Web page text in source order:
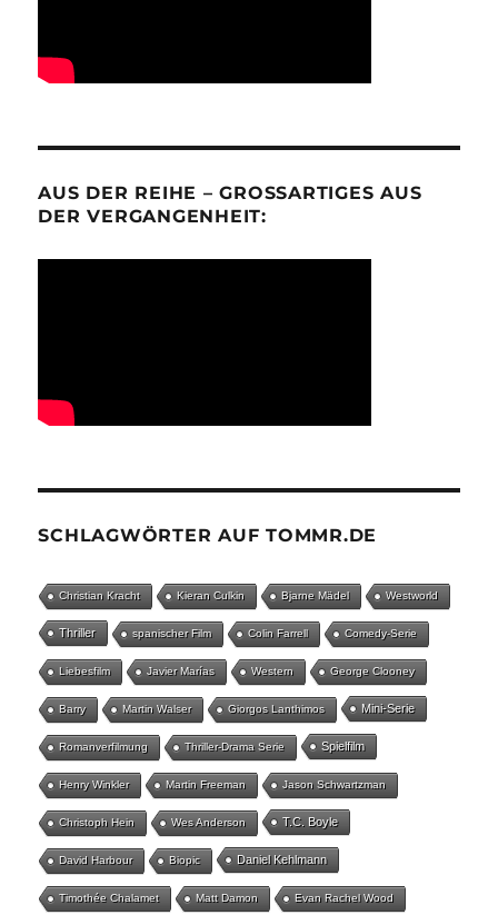
AUS DER REIHE – GROSSARTIGES AUS D
ER VERGANGENHEIT:
SCHLAGWÖRTER AUF TOMMR.DE
Christian Kracht Kieran Culkin Bjarne Mädel Westworld
Thriller spanischer Film Colin Farrell Comedy-Serie
Liebesfilm Javier Marías Western George Clooney
Barry Martin Walser Giorgos Lanthimos Mini-Serie
Romanverfilmung Thriller-Drama Serie Spielfilm
Henry Winkler Martin Freeman Jason Schwartzman
Christoph Hein Wes Anderson T.C. Boyle
David Harbour Biopic Daniel Kehlmann
Timothée Chalamet Matt Damon Evan Rachel Wood